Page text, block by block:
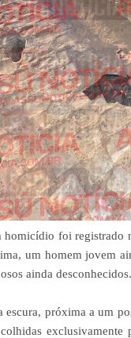
homicídio foi registrado
um homem jovem
ainda desconhecidos.
escura, próxima a um